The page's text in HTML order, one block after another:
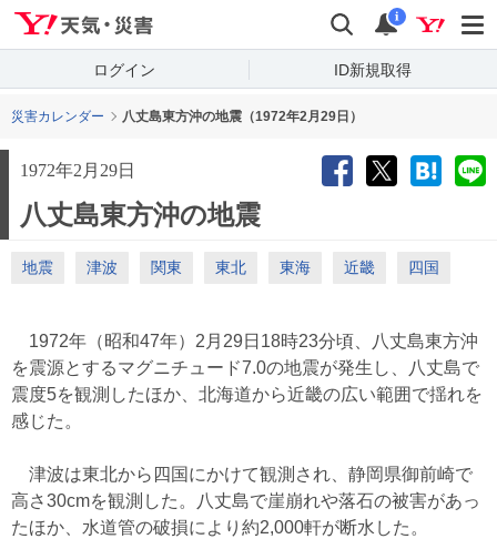
検索 通知
i
ログイン ID新規取得
災害カレンダー 八丈島東方沖の地震（1972年2月29日）
1972年2月29日
八丈島東方沖の地震
地震 津波 関東 東北 東海 近畿 四国
1972年（昭和47年）2月29日18時23分頃、八丈島東方沖
を震源とするマグニチュード7.0の地震が発生し、八丈島で
震度5を観測したほか、北海道から近畿の広い範囲で揺れを
感じた。
津波は東北から四国にかけて観測され、静岡県御前崎で
高さ30cmを観測した。八丈島で崖崩れや落石の被害があっ
たほか、水道管の破損により約2,000軒が断水した。